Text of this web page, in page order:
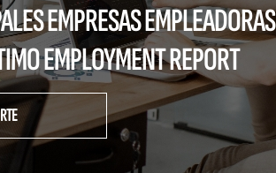
EMPRESAS EMPLEADORAS
EMPLOYMENT REPORT